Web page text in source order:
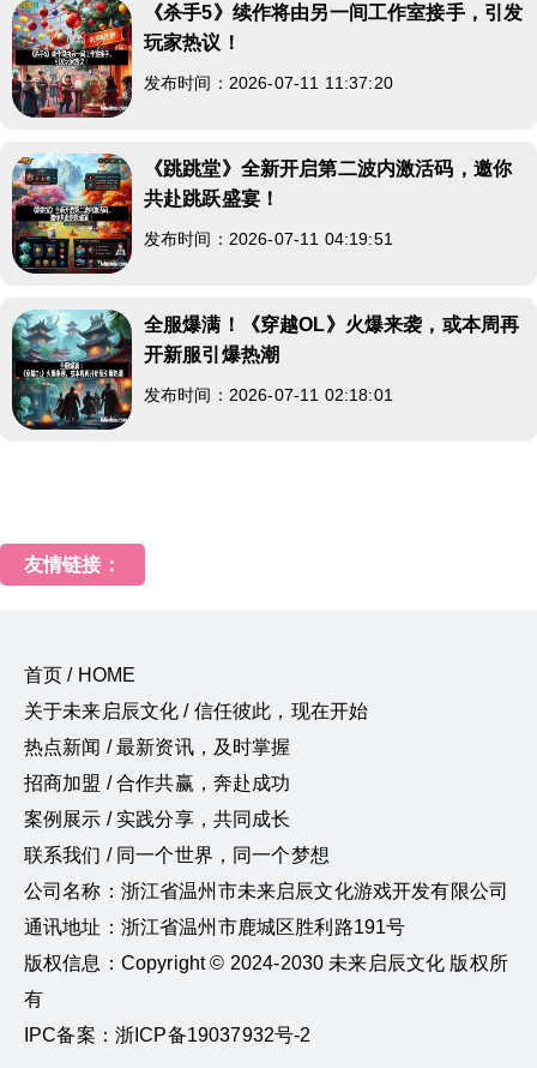
《杀手5》续作将由另一间工作室接手，引发
玩家热议！
发布时间：2026-07-11 11:37:20
《跳跳堂》全新开启第二波内激活码，邀你
共赴跳跃盛宴！
发布时间：2026-07-11 04:19:51
全服爆满！《穿越OL》火爆来袭，或本周再
开新服引爆热潮
发布时间：2026-07-11 02:18:01
友情链接：
首页 / HOME
关于未来启辰文化 / 信任彼此，现在开始
热点新闻 / 最新资讯，及时掌握
招商加盟 / 合作共赢，奔赴成功
案例展示 / 实践分享，共同成长
联系我们 / 同一个世界，同一个梦想
公司名称：浙江省温州市未来启辰文化游戏开发有限公司
通讯地址：浙江省温州市鹿城区胜利路191号
版权信息：Copyright © 2024-2030 未来启辰文化 版权所
有
IPC备案：浙ICP备19037932号-2